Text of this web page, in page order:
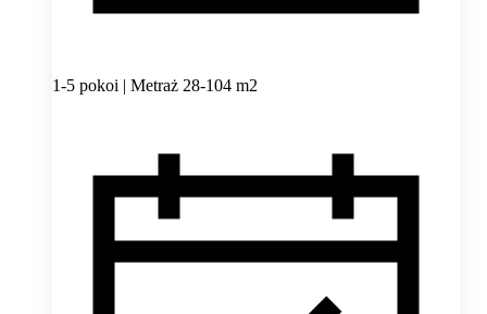
1-5 pokoi | Metraż 28-104 m2